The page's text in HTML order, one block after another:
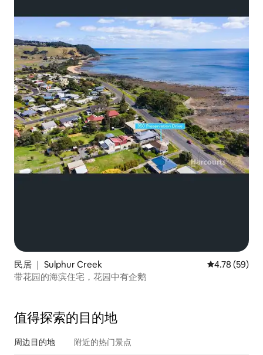
民居 ｜ Sulphur Creek 平均评分
4.78 (59)
带花园的海滨住宅，花园中有企鹅
值得探索的目的地
周边目的地 附近的热门景点